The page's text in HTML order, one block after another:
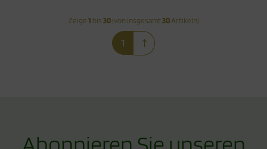
Zeige 1 bis 30(von insgesamt30Artikeln)
1